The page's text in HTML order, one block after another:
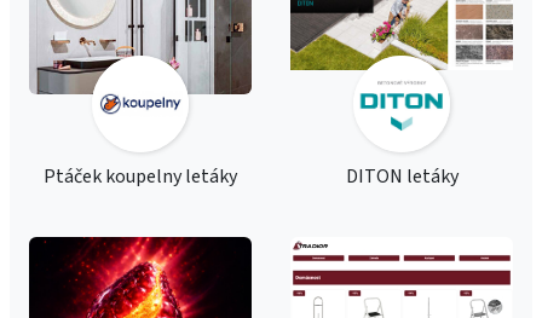
Ptáček koupelny letáky DITON letáky